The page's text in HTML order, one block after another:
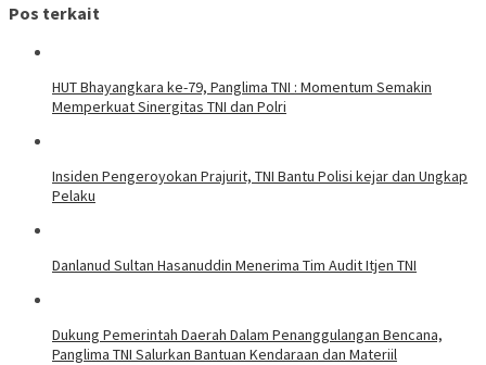
Pos terkait
HUT Bhayangkara ke-79, Panglima TNI : Momentum Semakin
Memperkuat Sinergitas TNI dan Polri
Insiden Pengeroyokan Prajurit, TNI Bantu Polisi kejar dan Ungkap
Pelaku
Danlanud Sultan Hasanuddin Menerima Tim Audit Itjen TNI
Dukung Pemerintah Daerah Dalam Penanggulangan Bencana,
Panglima TNI Salurkan Bantuan Kendaraan dan Materiil